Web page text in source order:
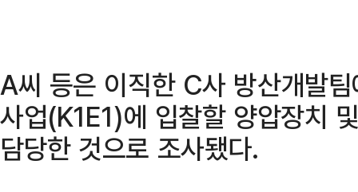
A씨 등은 이직한 C사 방산개발
사업(K1E1)에 입찰할 양압장치
담당한 것으로 조사됐다.